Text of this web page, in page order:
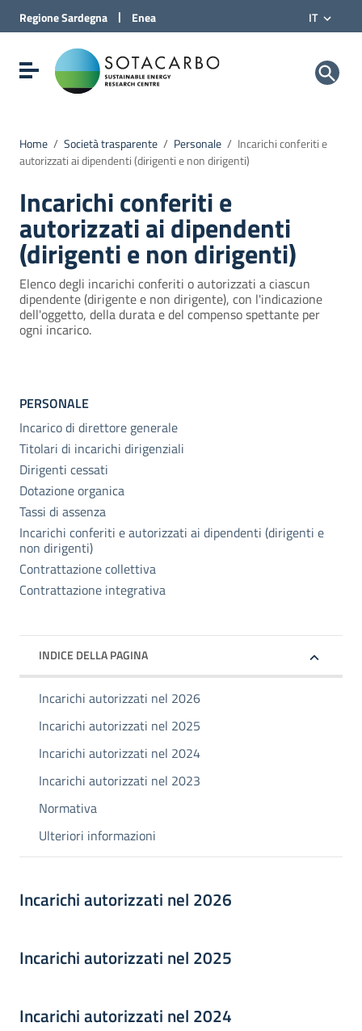
Vai al Contenuto
Vai alla navigazione del sito
Vai al Footer
RegioneSardegna | Enea IT
Visualizza/nascondi menu di navigazioneSotacarbo SpA
Home / Società trasparente / Personale / Incarichi conferiti e
autorizzati ai dipendenti (dirigenti e non dirigenti)
Incarichi conferiti e
autorizzati ai dipendenti
(dirigenti e non dirigenti)
Elenco degli incarichi conferiti o autorizzati a ciascun
dipendente (dirigente e non dirigente), con l'indicazione
dell'oggetto, della durata e del compenso spettante per
ogni incarico.
PERSONALE
Incarico di direttore generale
Titolari di incarichi dirigenziali
Dirigenti cessati
Dotazione organica
Tassi di assenza
Incarichi conferiti e autorizzati ai dipendenti (dirigenti e
non dirigenti)
Contrattazione collettiva
Contrattazione integrativa
INDICE DELLA PAGINA
Incarichi autorizzati nel 2026
Incarichi autorizzati nel 2025
Incarichi autorizzati nel 2024
Incarichi autorizzati nel 2023
Normativa
Ulteriori informazioni
Incarichi autorizzati nel 2026
Incarichi autorizzati nel 2025
Incarichi autorizzati nel 2024